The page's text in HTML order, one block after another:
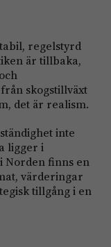
regelstyrd
är tillbaka,
skogstillväxt
det är realism.
inte
ligger i
Norden finns en
värderingar
tillgång i en